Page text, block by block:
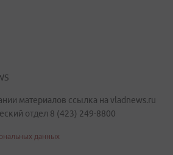
материалов ссылка на vladnews.ru
отдел 8 (423) 249-8800
данных